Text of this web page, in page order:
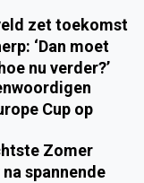
zet toekomst
‘Dan moet
nu verder?’
Cup op
Zomer
spannende